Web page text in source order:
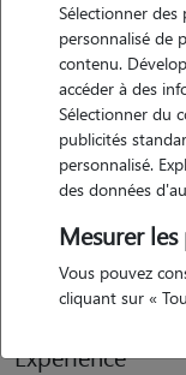
jeune femme de 29
chats et chiens,
leur bien-être et de
animaux, il est
mes côtés et de
quelles inquiétudes
vacances ou
confier vos
pour que vous
Expérience
Sélectionner des
personnalisé de
contenu.
accéder à des
Sélectionner du
publicités
personnalisé.
des données
Mesurer
Vous pouvez
cliquant sur «